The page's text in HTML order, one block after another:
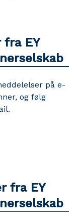
fra EY
på e-
og følg
fra EY